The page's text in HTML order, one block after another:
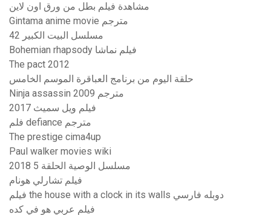
مشاهدة فيلم بطل من ورق اون لاين
Gintama anime movie مترجم
مسلسل البيت الكبير 42
Bohemian rhapsody فيلم نماشا
The pact 2012
حلقة اليوم من برنامج العباقرة الموسم الخامس
Ninja assassin 2009 مترجم
فيلم ويل سميث 2017
فلم defiance مترجم
The prestige cima4up
Paul walker movies wiki
مسلسل الوصية الحلقة 5 2018
فيلم تشارلي هونام
فيلم the house with a clock in its walls دوبله فارسي
فيلم عربي هو في كده